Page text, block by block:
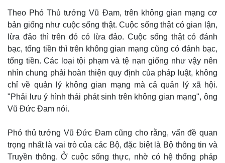
Theo Phó Thủ tướng Vũ Đam, trên không gian mạng cơ
bản giống như cuộc sống thật. Cuộc sống thật có gian lận,
lừa đảo thì trên đó có lừa đảo. Cuộc sống thật có đánh
bạc, tống tiền thì trên không gian mạng cũng có đánh bạc,
tống tiền. Các loại tội phạm và tệ nạn giống như vậy nên
nhìn chung phải hoàn thiện quy định của pháp luật, không
chỉ về quản lý không gian mạng mà cả quản lý xã hội.
"Phải lưu ý hình thái phát sinh trên không gian mạng", ông
Vũ Đức Đam nói.
Phó thủ tướng Vũ Đức Đam cũng cho rằng, vấn đề quan
trọng nhất là vai trò của các Bộ, đặc biệt là Bộ thông tin và
Truyền thông. Ở cuộc sống thực, nhờ có hệ thống pháp